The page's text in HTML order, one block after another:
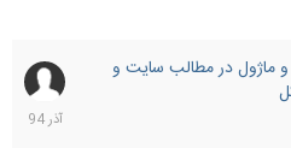
در مطالب سایت و
6
آذر